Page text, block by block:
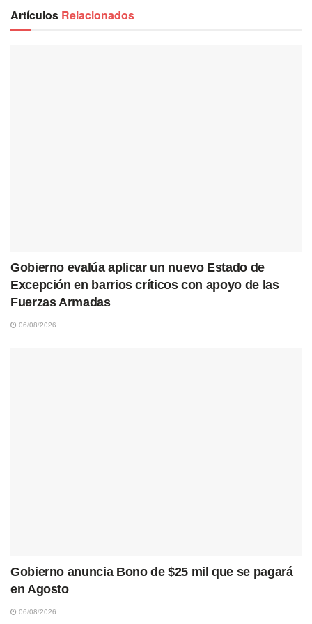
Artículos Relacionados
Gobierno evalúa aplicar un nuevo Estado de
Excepción en barrios críticos con apoyo de las
Fuerzas Armadas
06/08/2026
Gobierno anuncia Bono de $25 mil que se pagará
en Agosto
06/08/2026